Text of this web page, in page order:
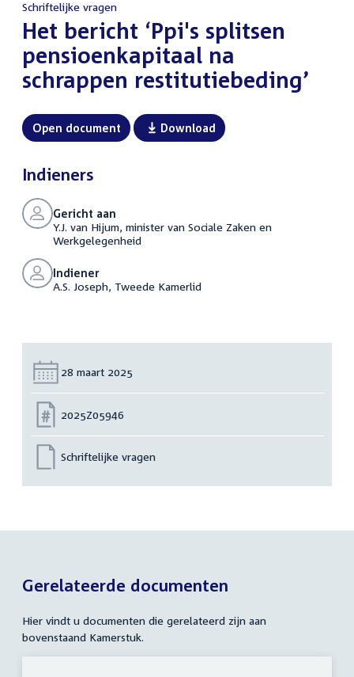
Schriftelijke vragen
:Het bericht ‘Ppi's splitsen
pensioenkapitaal na
schrappen restitutiebeding’
Open document Download
Indieners
Gericht aan
Y.J. van Hijum, minister van Sociale Zaken en
Werkgelegenheid
Indiener
A.S. Joseph, Tweede Kamerlid
Datum:
28 maart 2025
Nummer:
2025Z05946
Schriftelijke vragen
Gerelateerde documenten
Hier vindt u documenten die gerelateerd zijn aan
bovenstaand Kamerstuk.